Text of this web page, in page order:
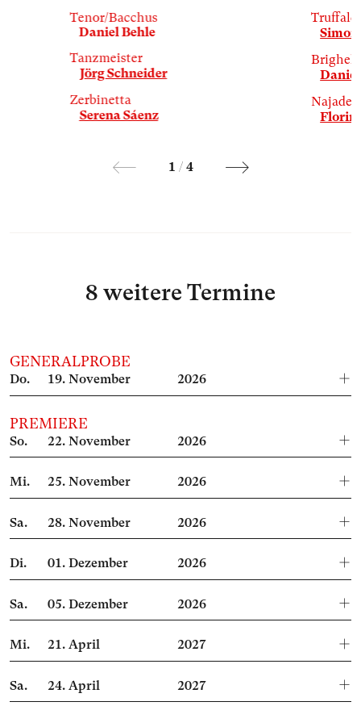
Tenor/Bacchus
Daniel Behle
Tanzmeister
Jörg Schneider
Zerbinetta
Serena Sáenz
Daniel
Najade
1 / 4
8 weitere Termine
GENERALPROBE
Do. 19.November 2026
PREMIERE
So. 22.November 2026
Mi. 25.November 2026
Sa. 28.November 2026
Di. 01.Dezember 2026
Sa. 05.Dezember 2026
Mi. 21.April 2027
Sa. 24.April 2027